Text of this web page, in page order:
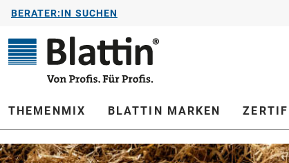
Zur Hauptnavigation springen
BERATER:IN SUCHEN
THEMENMIX BLATTIN MARKEN